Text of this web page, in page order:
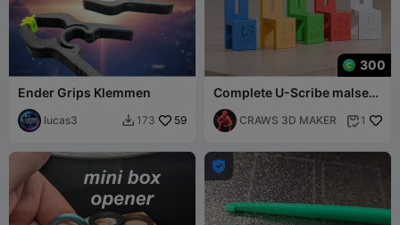
Ender Grips Klemmen
lucas3  173 59
300
Complete U-Scribe malset -
15mm tot 30mm
gereedschap
CRAWS 3D MAKER  1
